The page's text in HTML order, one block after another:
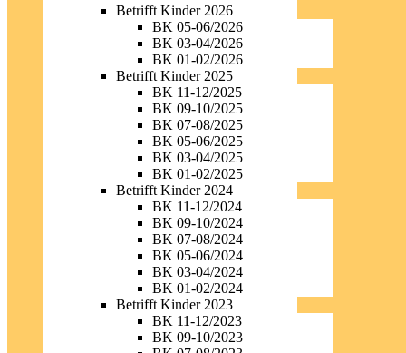
Betrifft Kinder 2026
BK 05-06/2026
BK 03-04/2026
BK 01-02/2026
Betrifft Kinder 2025
BK 11-12/2025
BK 09-10/2025
BK 07-08/2025
BK 05-06/2025
BK 03-04/2025
BK 01-02/2025
Betrifft Kinder 2024
BK 11-12/2024
BK 09-10/2024
BK 07-08/2024
BK 05-06/2024
BK 03-04/2024
BK 01-02/2024
Betrifft Kinder 2023
BK 11-12/2023
BK 09-10/2023